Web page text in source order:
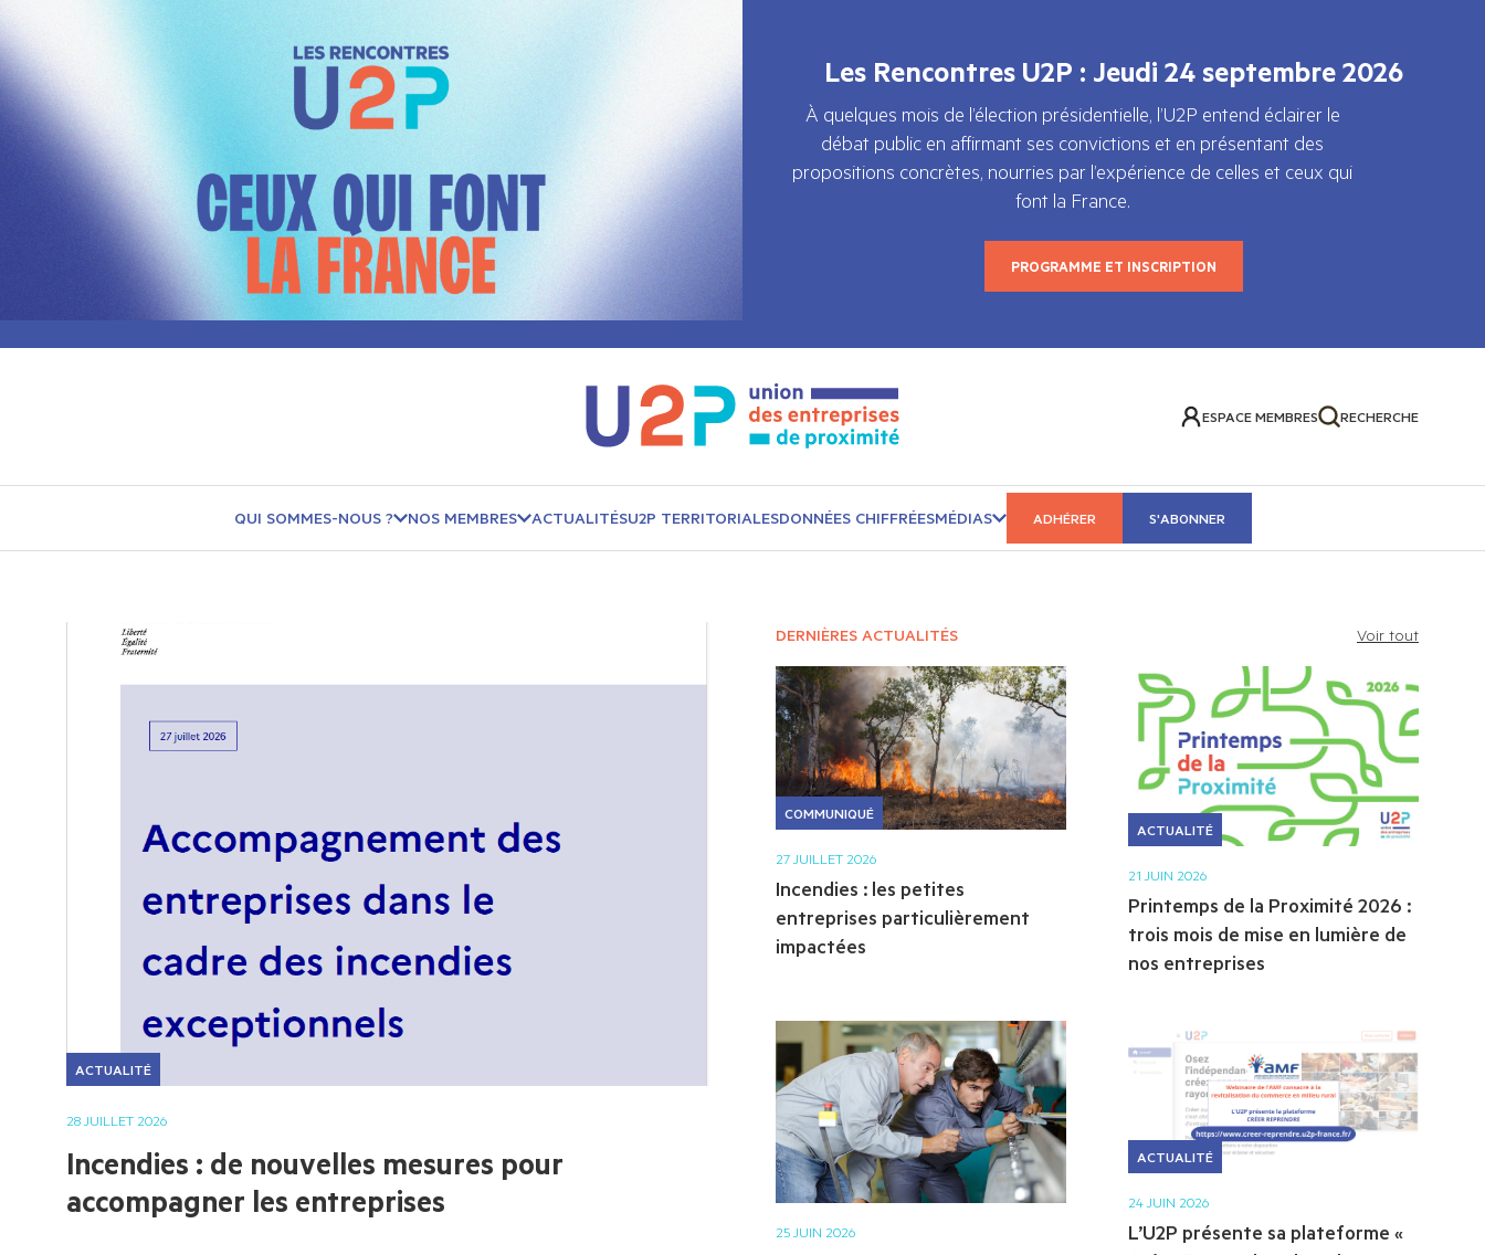
Les Rencontres U2P : Jeudi 24 septembre 2026
À quelques mois de l’élection présidentielle, l’U2P entend éclairer le
débat public en affirmant ses convictions et en présentant des
propositions concrètes, nourries par l’expérience de celles et ceux qui
font la France.
PROGRAMME ET INSCRIPTION
ESPACE MEMBRES RECHERCHE
QUI SOMMES-NOUS ? NOS MEMBRES ACTUALITÉSU2P TERRITORIALESDONNÉES CHIFFRÉESMÉDIAS ADHÉRER S'ABONNER
ACTUALITÉ
28 JUILLET 2026
Incendies : de nouvelles mesures pour
accompagner les entreprises
DERNIÈRES ACTUALITÉS Voir tout
COMMUNIQUÉ
27 JUILLET 2026
Incendies : les petites
entreprises particulièrement
impactées
ACTUALITÉ
21 JUIN 2026
Printemps de la Proximité 2026 :
trois mois de mise en lumière de
nos entreprises
25 JUIN 2026
ACTUALITÉ
24 JUIN 2026
L’U2P présente sa plateforme «